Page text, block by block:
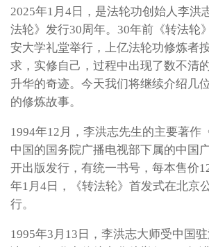
2025年1月4日，是法轮功创始人李洪
法轮》发行30周年。30年前《转法轮
安大学礼堂举行，上亿法轮功修炼者
求，实修自己，过程中出现了数不清
升华的奇迹。今天我们将继续介绍几
的修炼故事。
1994年12月，李洪志先生的主要著作
中国的国务院广播电视部下属的中国
开出版发行，有统一书号，每本售价
年1月4日，《转法轮》首发式在北京
行。
1995年3月13日，李洪志大师受中国